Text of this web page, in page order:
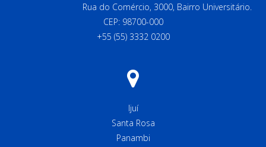
Rua do Comércio, 3000, Bairro Universitário.
CEP: 98700-000
+55 (55) 3332 0200
Ijuí
Santa Rosa
Panambi